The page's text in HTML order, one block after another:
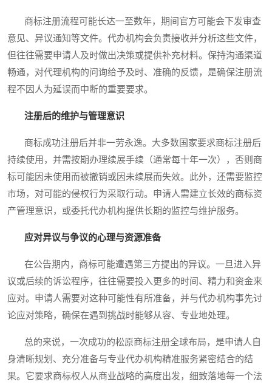
商标注册流程可能长达一至数年，期间官方可能会下发审查
意见、异议通知等文件。代办机构会负责接收并分析这些文件，
但往往需要申请人及时做出决策或提供补充材料。保持沟通渠道
畅通，对代理机构的问询给予及时、准确的反馈，是确保注册流
程不因人为延误而中断的重要要求。
注册后的维护与管理意识
商标成功注册后并非一劳永逸。大多数国家要求商标注册后
持续使用，并需按期办理续展手续（通常每十年一次），否则商
标可能因未使用而被撤销或因未续展而失效。此外，还需要监控
市场，对可能的侵权行为采取行动。申请人需建立长效的商标资
产管理意识，或委托代办机构提供长期的监控与维护服务。
应对异议与争议的心理与资源准备
在公告期内，商标可能遭遇第三方提出的异议。一旦进入异
议或后续的诉讼程序，往往需要投入更多的时间、精力和资金来
应对。申请人需要对这种可能性有所准备，并与代办机构事先讨
论应对策略，确保在遇到挑战时能够从容、专业地处理。
总的来说，一次成功的松原商标注册全球布局，是申请人自
身清晰规划、充分准备与专业代办机构精准服务紧密结合的结
果。它要求商标权人从商业战略的高度出发，细致落地每一个法